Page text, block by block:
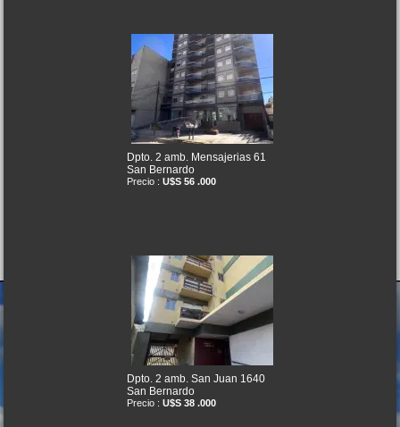
Dpto. 2 amb. Mensajerias 61
San Bernardo
Precio : U$S 56 .000
Dpto. 2 amb. San Juan 1640
San Bernardo
Precio : U$S 38 .000